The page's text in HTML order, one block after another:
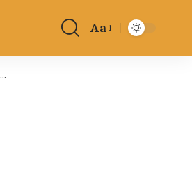
Aa